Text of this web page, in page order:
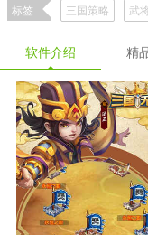
标签 三国策略 武
软件介绍 精